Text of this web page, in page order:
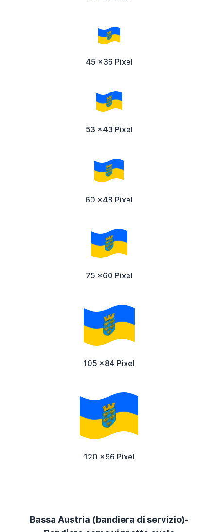
45 x36 Pixel
53 x43 Pixel
60 x48 Pixel
75 x60 Pixel
105 x84 Pixel
120 x96 Pixel
Bassa Austria (bandiera di servizio)-